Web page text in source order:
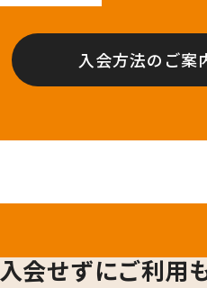
入会方法のご案
入会せずにご利用